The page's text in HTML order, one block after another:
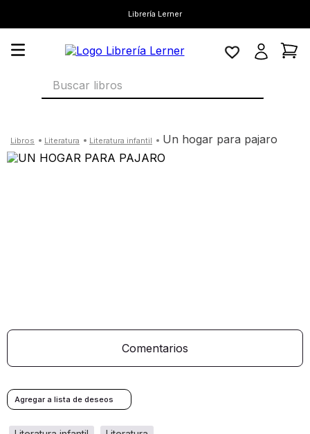
Librería Lerner
Buscar libros
literatura literatura infantil un hogar para pajaro
Comentarios